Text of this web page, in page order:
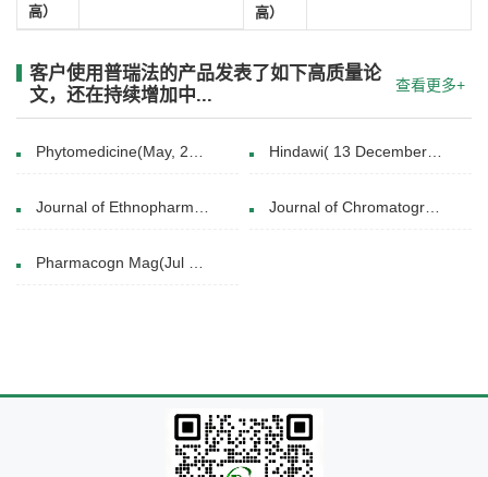
高）
高）
客户使用普瑞法的产品发表了如下高质量论
文，还在持续增加中...
查看更多+
Phytomedicine(May, 2019) Hindawi( 13 December 2017)
Journal of Ethnopharmacology(July 2017) Journal of Chromatographic Science(06 July 2017)
Pharmacogn Mag(Jul 2015)